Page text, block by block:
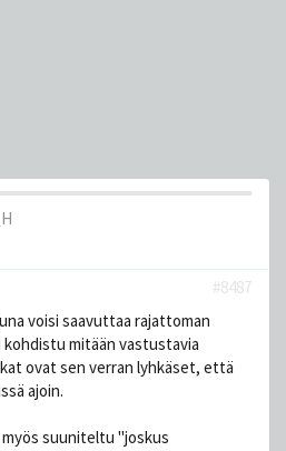
#8487
voisi saavuttaa rajattoman
mitään vastustavia
ovat sen verran lyhkäset, että
ajoin.
suuniteltu "joskus